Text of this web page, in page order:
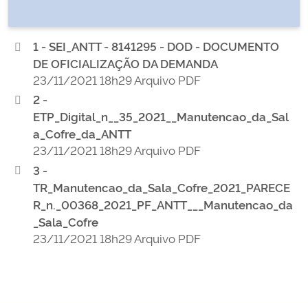
1 - SEI_ANTT - 8141295 - DOD - DOCUMENTO
DE OFICIALIZAÇÃO DA DEMANDA
23/11/2021 18h29 Arquivo PDF
2 -
ETP_Digital_n__35_2021__Manutencao_da_Sal
a_Cofre_da_ANTT
23/11/2021 18h29 Arquivo PDF
3 -
TR_Manutencao_da_Sala_Cofre_2021_PARECE
R_n._00368_2021_PF_ANTT___Manutencao_da
_Sala_Cofre
23/11/2021 18h29 Arquivo PDF